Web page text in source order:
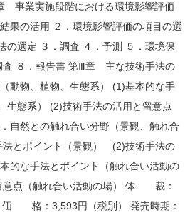
事業実施段階における環境影響評価
果の活用 ２．環境影響評価の項目の選
の選定 ３．調査 ４．予測 ５．環境保
査 ８．報告書 第Ⅲ章 主な技術手法の
動物、植物、生態系） (1)基本的な手
生態系） (2)技術手法の活用と留意点
自然との触れ合い分野（景観、触れ合
法とポイント（景観） (2)技術手法の
的な手法とポイント（触れ合い活動の
意点（触れ合い活動の場） 体 裁：
価 格：3,593円（税別） 発売時期：